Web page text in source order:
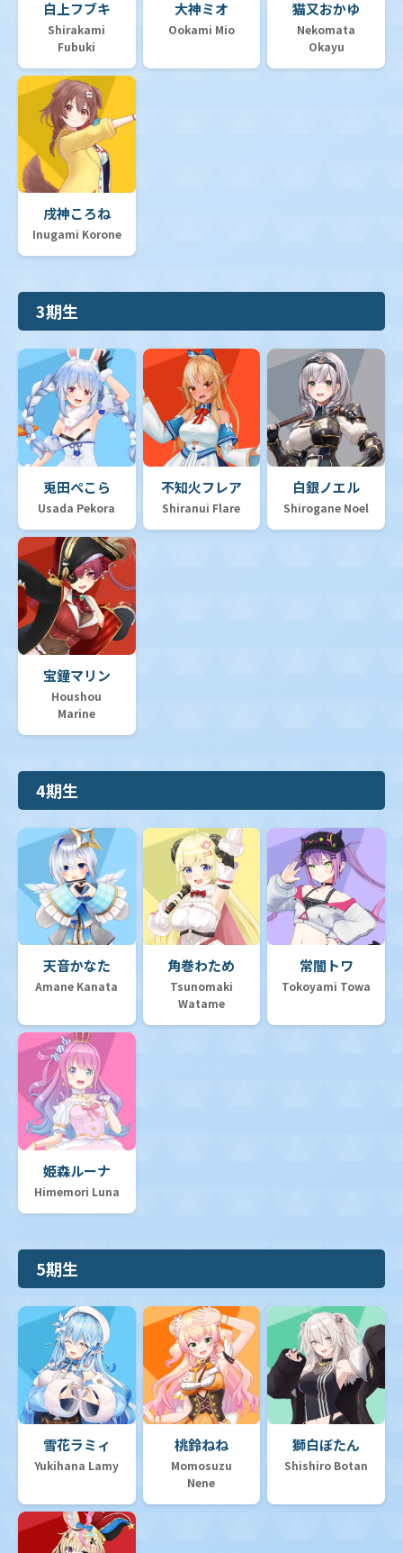
白上フブキ
Shirakami
Fubuki
大神ミオ
Ookami Mio
猫又おかゆ
Nekomata
Okayu
戌神ころね
Inugami Korone
3期生
兎田ぺこら
Usada Pekora
不知火フレア
Shiranui Flare
白銀ノエル
Shirogane Noel
宝鐘マリン
Houshou
Marine
4期生
天音かなた
Amane Kanata
角巻わため
Tsunomaki
Watame
常闇トワ
Tokoyami Towa
姫森ルーナ
Himemori Luna
5期生
雪花ラミィ
Yukihana Lamy
桃鈴ねね
Momosuzu
Nene
獅白ぼたん
Shishiro Botan